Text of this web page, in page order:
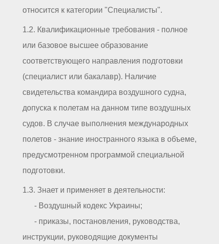
относится к категории "Специалисты".
1.2. Квалификационные требования - полное
или базовое высшее образование
соответствующего направления подготовки
(специалист или бакалавр). Наличие
свидетельства командира воздушного судна,
допуска к полетам на данном типе воздушных
судов. В случае выполнения международных
полетов - знание иностранного языка в объеме,
предусмотренном программой специальной
подготовки.
1.3. Знает и применяет в деятельности:
- Воздушный кодекс Украины;
- приказы, постановления, руководства,
инструкции, руководящие документы